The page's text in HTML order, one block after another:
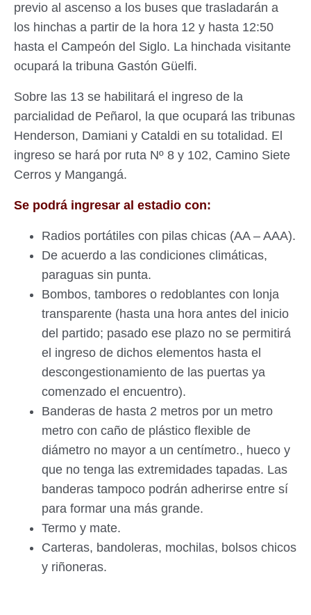
previo al ascenso a los buses que trasladarán a
los hinchas a partir de la hora 12 y hasta 12:50
hasta el Campeón del Siglo. La hinchada visitante
ocupará la tribuna Gastón Güelfi.
Sobre las 13 se habilitará el ingreso de la
parcialidad de Peñarol, la que ocupará las tribunas
Henderson, Damiani y Cataldi en su totalidad. El
ingreso se hará por ruta Nº 8 y 102, Camino Siete
Cerros y Mangangá.
Se podrá ingresar al estadio con:
Radios portátiles con pilas chicas (AA – AAA).
De acuerdo a las condiciones climáticas,
paraguas sin punta.
Bombos, tambores o redoblantes con lonja
transparente (hasta una hora antes del inicio
del partido; pasado ese plazo no se permitirá
el ingreso de dichos elementos hasta el
descongestionamiento de las puertas ya
comenzado el encuentro).
Banderas de hasta 2 metros por un metro
metro con caño de plástico flexible de
diámetro no mayor a un centímetro., hueco y
que no tenga las extremidades tapadas. Las
banderas tampoco podrán adherirse entre sí
para formar una más grande.
Termo y mate.
Carteras, bandoleras, mochilas, bolsos chicos
y riñoneras.